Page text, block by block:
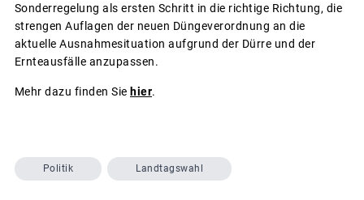
Sonderregelung als ersten Schritt in die richtige Richtung, die
strengen Auflagen der neuen Düngeverordnung an die
aktuelle Ausnahmesituation aufgrund der Dürre und der
Ernteausfälle anzupassen.
Mehr dazu finden Sie hier.
Politik Landtagswahl